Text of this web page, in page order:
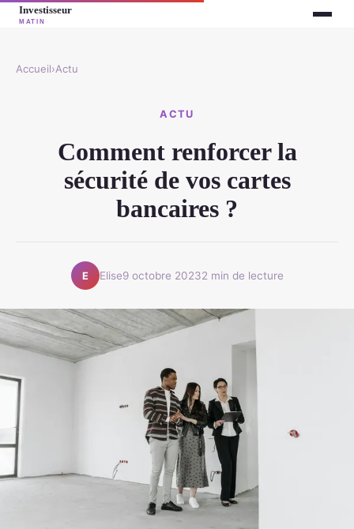
Accueil›Actu
ACTU
Comment renforcer la
sécurité de vos cartes
bancaires ?
E Elise9 octobre 20232 min de lecture